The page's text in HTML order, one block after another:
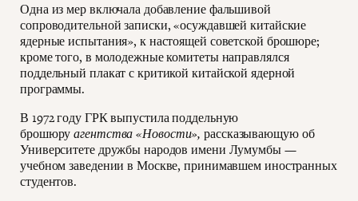
Одна из мер включала добавление фальшивой
сопроводительной записки, «осуждавшей китайские
ядерные испытания», к настоящей советской брошюре;
кроме того, в молодежные комитеты направлялся
поддельный плакат с критикой китайской ядерной
программы.
В 1972 году ГРК выпустила поддельную
брошюруагентства «Новости», рассказывающую об
Университете дружбы народов имени Лумумбы —
учебном заведении в Москве, принимавшем иностранных
студентов.